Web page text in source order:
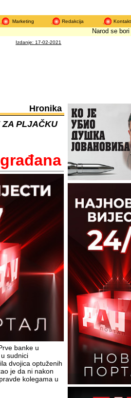
Marketing Redakcija Kontakt
Narod se bori za
Izdanje: 17-02-2021
Hronika
ZA PLJAČKU
banke u
sudnici
dvojica optuženih
je da ni nakon
kolegama u